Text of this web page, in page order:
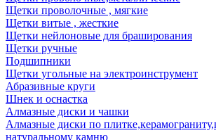
Щетки проволочные , мягкие
Щетки витые , жесткие
Щетки нейлоновые для браширования
Щетки ручные
Подшипники
Щетки угольные на электроинструмент
Абразивные круги
Шнек и оснастка
Алмазные диски и чашки
Алмазные диски по
натуральному камню